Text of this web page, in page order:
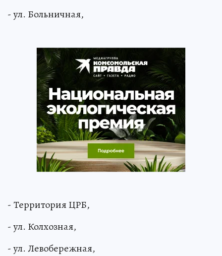
- ул. Больничная,
- Территория ЦРБ,
- ул. Колхозная,
- ул. Левобережная,